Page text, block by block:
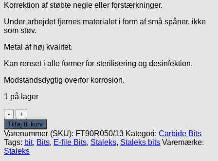
Korrektion af støbte negle eller forstærkninger.
Under arbejdet fjernes materialet i form af små spåner, ikke
som støv.
Metal af høj kvalitet.
Kan renset i alle former for sterilisering og desinfektion.
Modstandsdygtig overfor korrosion.
1 på lager
Carbide
Red
5mm/13mm
-
Corn
antal
Tilføj til kurv
Varenummer (SKU): FT90R050/13 Kategori: Carbide Bits
Tags: bit, Bits, E-file Bits, Staleks, Staleks bits Varemærke:
Staleks